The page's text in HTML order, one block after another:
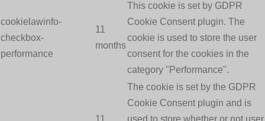
cookielawinfo-
checkbox-
performance
11
months
This cookie is set by GDPR
Cookie Consent plugin. The
cookie is used to store the user
consent for the cookies in the
category "Performance".
11
The cookie is set by the GDPR
Cookie Consent plugin and is
used to store whether or not user